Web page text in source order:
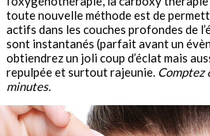
toute nouvelle méthode est de
actifs dans les couches profondes de
sont instantanés (parfait avant un
obtiendrez un joli coup d’éclat mais
repulpée et surtout rajeunie. Comptez
minutes.